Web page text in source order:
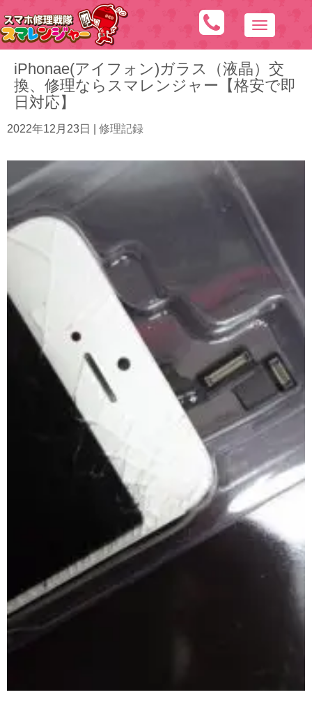
N
a
v
i
i
iPhonae(アイフォン)ガラス（液晶）交
換、修理ならスマレンジャー【格安で即
日対応】
2022年12月23日 修理記録